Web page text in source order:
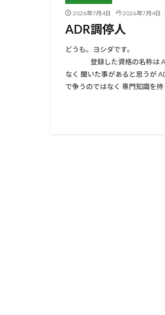
2026年7月4日 2026年7月4日
ADR調停人
どうも。ヨシダです。 随
登録した資格の名称
なく 聞いた事がある
で争うのではなく 専門知識を